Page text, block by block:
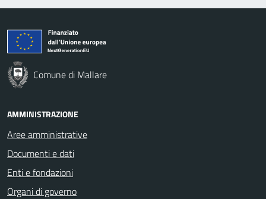
Comune di Mallare
AMMINISTRAZIONE
Aree amministrative
Documenti e dati
Enti e fondazioni
Organi di governo